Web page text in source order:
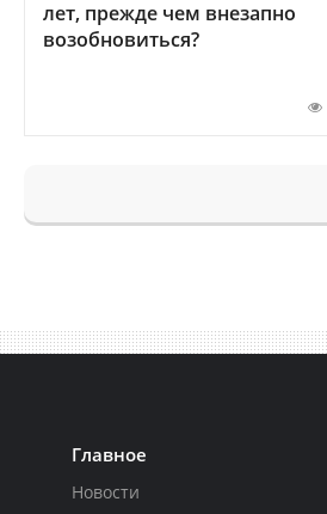
лет, прежде чем внезапно
возобновиться?
Главное
Новости